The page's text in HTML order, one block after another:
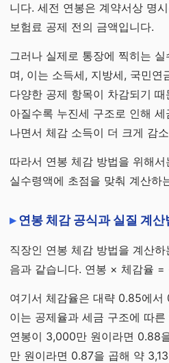
니다. 세전 연봉은 계약서상 명
보험료 공제 전의 금액입니다.
그러나 실제로 통장에 찍히는
며, 이는 소득세, 지방세, 국민연
다양한 공제 항목이 차감되기
아질수록 누진세 구조로 인해
나면서 체감 소득이 더 크게 감
따라서 연봉 체감 방법을 위해
실수령액에 초점을 맞춰 계산하
연봉 체감 공식과 실질 계산
직장인 연봉 체감 방법을 계산
음과 같습니다. 연봉 × 체감율 =
여기서 체감율은 대략 0.85에서
이는 공제율과 세금 구조에 따
연봉이 3,000만 원이라면 0.88
만 원이라면 0.87을 곱해 약